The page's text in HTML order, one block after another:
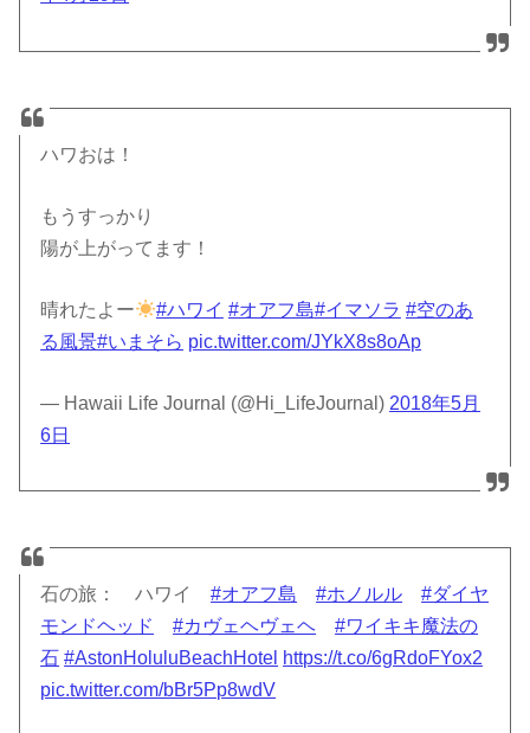
ハワおは！
もうすっかり
陽が上がってます！
晴れたよー #ハワイ #オアフ島#イマソラ #空のあ
る風景#いまそら pic.twitter.com/JYkX8s8oAp
— Hawaii Life Journal (@Hi_LifeJournal) 2018年5月
6日
石の旅： ハワイ#オアフ島 #ホノルル
#ダイヤ
モンドヘッド
#カヴェヘヴェヘ
#ワイキキ魔法の
石 #AstonHoluluBeachHotel https://t.co/6gRdoFYox2
pic.twitter.com/bBr5Pp8wdV